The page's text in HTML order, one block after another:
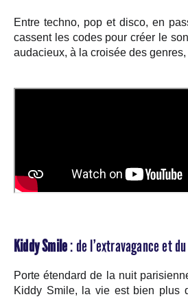
Entre techno, pop et disco, en
cassent les codes pour créer le
audacieux, à la croisée des
Kiddy Smile: de l’extravagance et
Porte étendard de la nuit
Kiddy Smile, la vie est bien plus